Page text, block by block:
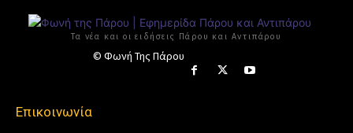
Τα νέα και οι ειδήσεις Πάρου και Αντιπάρου
© Φωνή Της Πάρου
Επικοινωνία